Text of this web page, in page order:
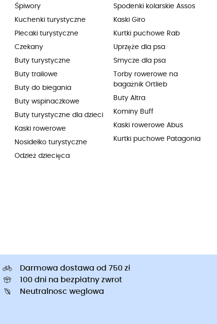
Śpiwory
Kuchenki turystyczne
Plecaki turystyczne
Czekany
Buty turystyczne
Buty trailowe
Buty do biegania
Buty wspinaczkowe
Buty turystyczne dla dzieci
Kaski rowerowe
Nosidełko turystyczne
Odzież dziecięca
Spodenki kolarskie Assos
Kaski Giro
Kurtki puchowe Rab
Uprzęże dla psa
Smycze dla psa
Torby rowerowe na
bagażnik Ortlieb
Buty Altra
Kominy Buff
Kaski rowerowe Abus
Kurtki puchowe Patagonia
Darmowa dostawa od 750 zł
100 dni na bezpłatny zwrot
Neutralnosc weglowa